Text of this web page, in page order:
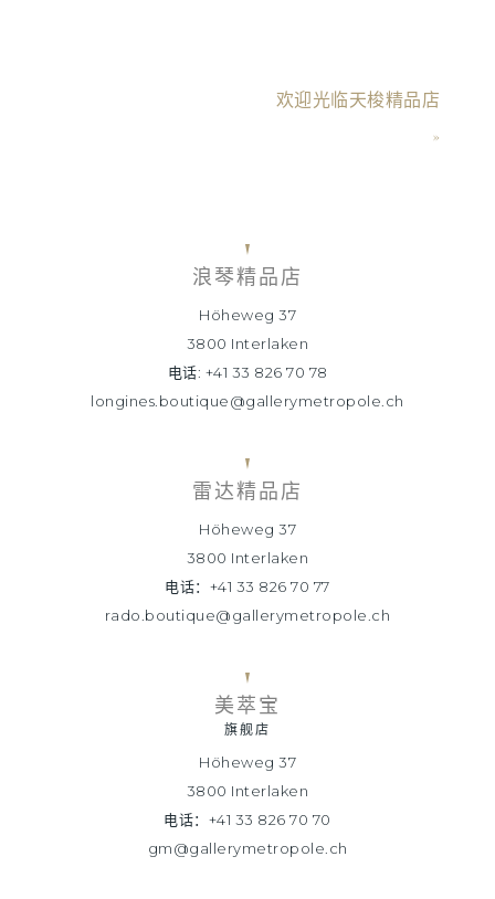
欢迎光临天梭精品店
»
浪琴精品店
Höheweg 37
3800 Interlaken
电话: +41 33 826 70 78
longines.boutique@gallerymetropole.ch
雷达精品店
Höheweg 37
3800 Interlaken
电话：+41 33 826 70 77
rado.boutique@gallerymetropole.ch
美萃宝
旗舰店
Höheweg 37
3800 Interlaken
电话：+41 33 826 70 70
gm@gallerymetropole.ch